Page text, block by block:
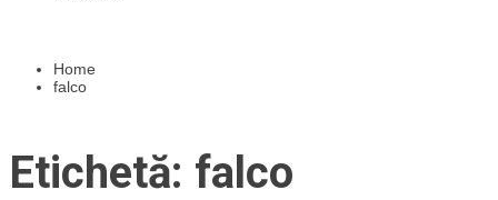
Home
falco
Etichetă: falco